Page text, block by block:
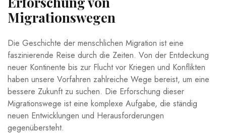
Migrationswegen
Die Geschichte der menschlichen Migration ist eine
faszinierende Reise durch die Zeiten. Von der Entdeckung
neuer Kontinente bis zur Flucht⁤ vor Kriegen und ⁣Konflikten⁢
haben unsere‌ Vorfahren zahlreiche Wege bereist, um eine
bessere Zukunft⁣ zu ⁢suchen. Die Erforschung dieser
Migrationswege⁣ ist eine komplexe‌ Aufgabe, die ständig ​
neuen Entwicklungen‌ und Herausforderungen​
gegenübersteht.